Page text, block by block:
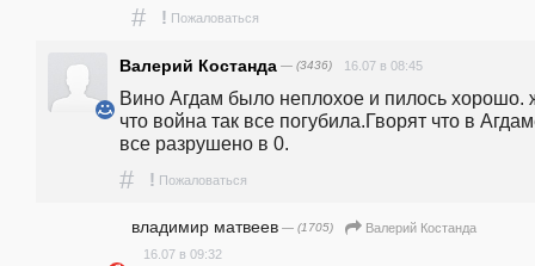
# ! Пожаловаться
Валерий Костанда — (3436) 16.07 в 08:45
Вино Агдам было неплохое и пилось хорошо.
что война так все погубила.Гворят что в
все разрушено в 0.
# ! Пожаловаться
владимир матвеев — (1705)
Валерий Костанда
16.07 в 09:32